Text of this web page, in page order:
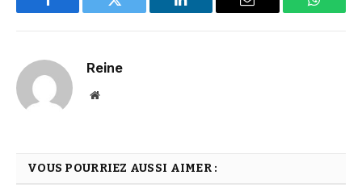
Facebook Twitter LinkedIn Email
Reine
Website
VOUS POURRIEZ AUSSI AIMER :